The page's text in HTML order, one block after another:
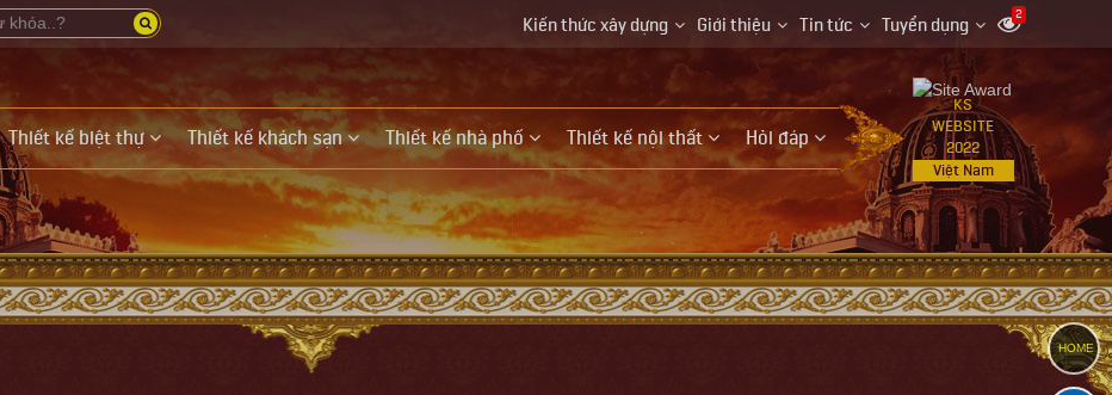
Kiến thức xây dựng Giới thiệu Tin tức Tuyển dụng 2
Thiết kế biệt thự Thiết kế khách sạn Thiết kế nhà phố Thiết kế nội thất Hỏi đáp
KS
WEBSITE
2022
Việt Nam
HOME